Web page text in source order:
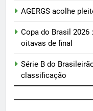
AGERGS acolhe
Copa do Brasil
oitavas de final
Série B do
classificação